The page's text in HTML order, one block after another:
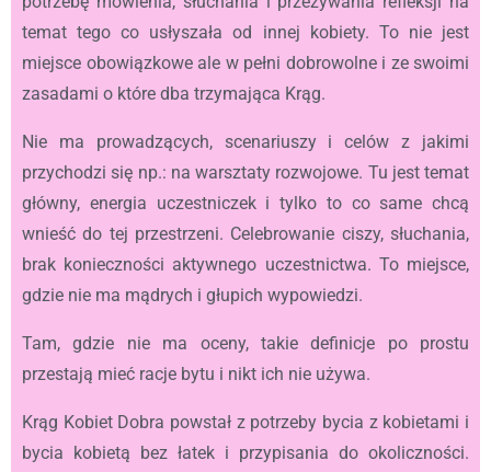
temat tego co usłyszała od innej kobiety. To nie jest
miejsce obowiązkowe ale w pełni dobrowolne i ze swoimi
zasadami o które dba trzymająca Krąg.
Nie ma prowadzących, scenariuszy i celów z jakimi
przychodzi się np.: na warsztaty rozwojowe. Tu jest temat
główny, energia uczestniczek i tylko to co same chcą
wnieść do tej przestrzeni. Celebrowanie ciszy, słuchania,
brak konieczności aktywnego uczestnictwa. To miejsce,
gdzie nie ma mądrych i głupich wypowiedzi.
Tam, gdzie nie ma oceny, takie definicje po prostu
przestają mieć racje bytu i nikt ich nie używa.
Krąg Kobiet Dobra powstał z potrzeby bycia z kobietami i
bycia kobietą bez łatek i przypisania do okoliczności.